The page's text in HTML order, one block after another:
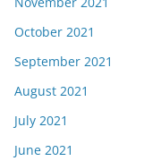
October 2021
September 2021
August 2021
July 2021
June 2021